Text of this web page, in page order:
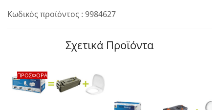
Κωδικός προϊόντος : 9984627
Σχετικά Προϊόντα
ΠΡΟΣΦΟΡΑ